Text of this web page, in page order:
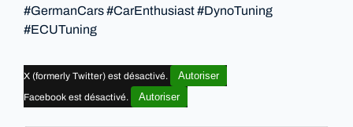
#GermanCars #CarEnthusiast #DynoTuning
#ECUTuning
X (formerly Twitter) est désactivé. Autoriser
Facebook est désactivé. Autoriser